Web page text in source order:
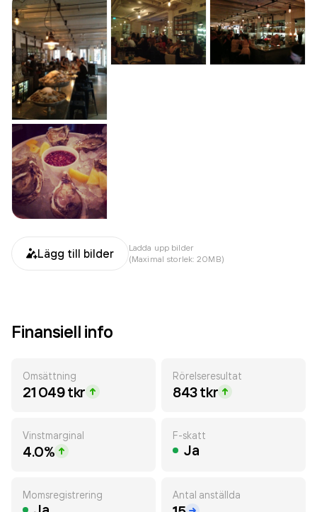
Lägg till bilder
Ladda upp bilder
(Maximal storlek: 20MB)
Finansiell info
Omsättning
21 049 tkr
Rörelseresultat
843 tkr
Vinstmarginal
4.0%
F-skatt
Ja
Momsregistrering Antal anställda